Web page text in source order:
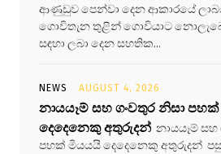
ආණුඩුව පෙන්වා දෙන ආකාරයේ
ගොවිතැන තුළින් ගොවියාට
සඳහා ලබා දෙන සහතික...
NEWS AUGUST 4, 2026
නායයෑම් සහ ගංවතුර නිසා
දෙදෙනෙකු අතුරුදන් නායයෑම් සහ
පහක් මියයයි දෙදෙනෙකු අතුරුදන්